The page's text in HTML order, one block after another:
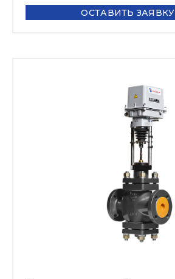
ОСТАВИТЬ ЗАЯВКУ